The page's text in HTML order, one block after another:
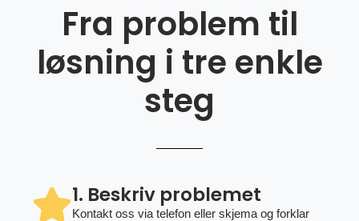
Fra problem til
løsning i tre enkle
steg
1. Beskriv problemet
Kontakt oss via telefon eller skjema og forklar